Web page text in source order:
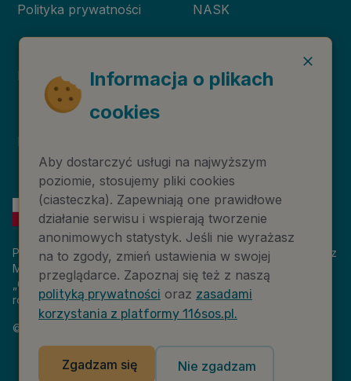
Polityka prywatności
Deklaracja dostępności
Prawa autorskie
NASK
Niebieska Linia
Platforma 116sos.pl jest finansowana z budżetu państwa, przez
Ministerstwo Cyfryzacji. Nazwa zadania publicznego:
„Człowiek w kryzysie – platforma wiedzy i komunikacji –
rozwój wsparcia”. Wartość projektu: 18 884 808,00 zł.
©
Informacja o plikach
cookies
Aby dostarczyć usługi na najwyższym
poziomie, stosujemy pliki cookies
(ciasteczka). Zapewniają one prawidłowe
działanie serwisu i wspierają tworzenie
anonimowych statystyk. Jeśli nie wyrażasz
na to zgody, zmień ustawienia w swojej
przeglądarce. Zapoznaj się też z naszą
polityką prywatności oraz zasadami
korzystania z platformy 116sos.pl.
Zgadzam się Nie zgadzam